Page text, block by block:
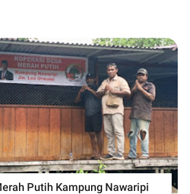
Putih Kampung Nawaripi